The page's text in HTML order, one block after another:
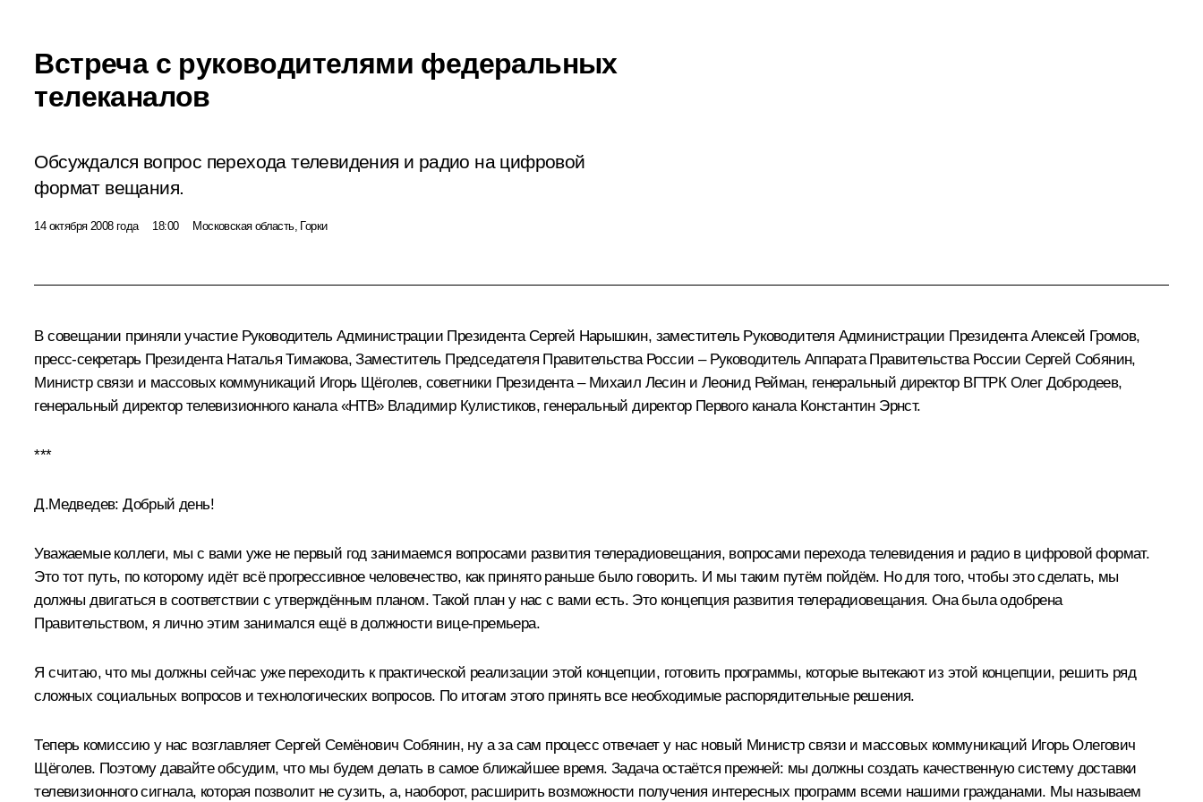
Встреча с руководителями федеральных
телеканалов
Обсуждался вопрос перехода телевидения и радио на цифровой
формат вещания.
14 октября 2008 года 18:00 Московская область, Горки
В совещании приняли участие Руководитель Администрации Президента Сергей Нарышкин, заместитель Руководителя Администрации Президента Алексей Громов,
пресс-секретарь Президента Наталья Тимакова, Заместитель Председателя Правительства России – Руководитель Аппарата Правительства России Сергей Собянин,
Министр связи и массовых коммуникаций Игорь Щёголев, советники Президента – Михаил Лесин и Леонид Рейман, генеральный директор ВГТРК Олег Добродеев,
генеральный директор телевизионного канала «НТВ» Владимир Кулистиков, генеральный директор Первого канала Константин Эрнст.
***
Д.Медведев: Добрый день!
Уважаемые коллеги, мы с вами уже не первый год занимаемся вопросами развития телерадиовещания, вопросами перехода телевидения и радио в цифровой формат.
Это тот путь, по которому идёт всё прогрессивное человечество, как принято раньше было говорить. И мы таким путём пойдём. Но для того, чтобы это сделать, мы
должны двигаться в соответствии с утверждённым планом. Такой план у нас с вами есть. Это концепция развития телерадиовещания. Она была одобрена
Правительством, я лично этим занимался ещё в должности вице-премьера.
Я считаю, что мы должны сейчас уже переходить к практической реализации этой концепции, готовить программы, которые вытекают из этой концепции, решить ряд
сложных социальных вопросов и технологических вопросов. По итогам этого принять все необходимые распорядительные решения.
Теперь комиссию у нас возглавляет Сергей Семёнович Собянин, ну а за сам процесс отвечает у нас новый Министр связи и массовых коммуникаций Игорь Олегович
Щёголев. Поэтому давайте обсудим, что мы будем делать в самое ближайшее время. Задача остаётся прежней: мы должны создать качественную систему доставки
телевизионного сигнала, которая позволит не сузить, а, наоборот, расширить возможности получения интересных программ всеми нашими гражданами. Мы называем